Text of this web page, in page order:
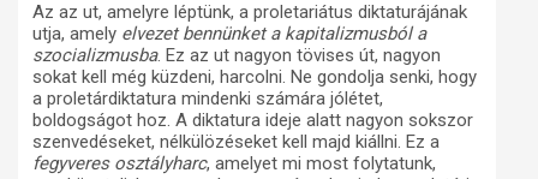
Az az ut, amelyre léptünk, a proletariátus diktaturájának
utja, amely elvezet bennünket a kapitalizmusból a
szocializmusba. Ez az ut nagyon tövises út, nagyon
sokat kell még küzdeni, harcolni. Ne gondolja senki, hogy
a proletárdiktatura mindenki számára jólétet,
boldogságot hoz. A diktatura ideje alatt nagyon sokszor
szenvedéseket, nélkülözéseket kell majd kiállni. Ez a
fegyveres osztályharc, amelyet mi most folytatunk,